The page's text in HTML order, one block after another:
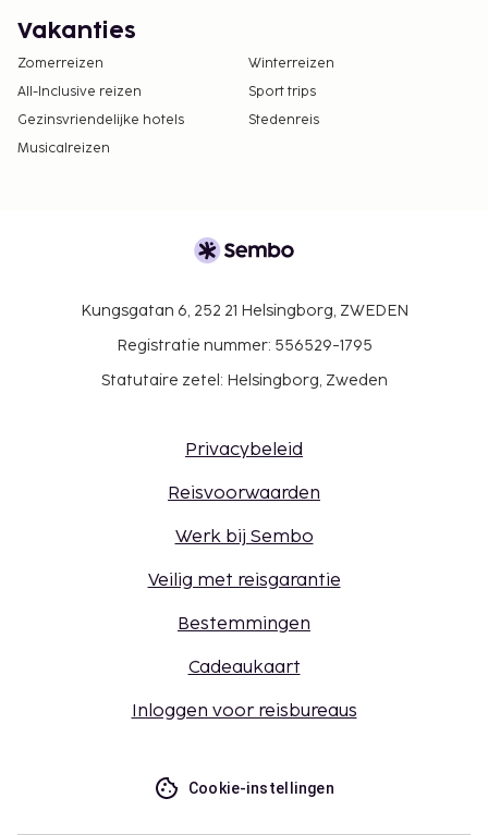
Vakanties
Zomerreizen
Winterreizen
All-Inclusive reizen
Sport trips
Gezinsvriendelijke hotels
Stedenreis
Musicalreizen
Kungsgatan 6, 252 21 Helsingborg, ZWEDEN
Registratie nummer: 556529-1795
Statutaire zetel: Helsingborg, Zweden
Privacybeleid
Reisvoorwaarden
Werk bij Sembo
Veilig met reisgarantie
Bestemmingen
Cadeaukaart
Inloggen voor reisbureaus
Cookie-instellingen